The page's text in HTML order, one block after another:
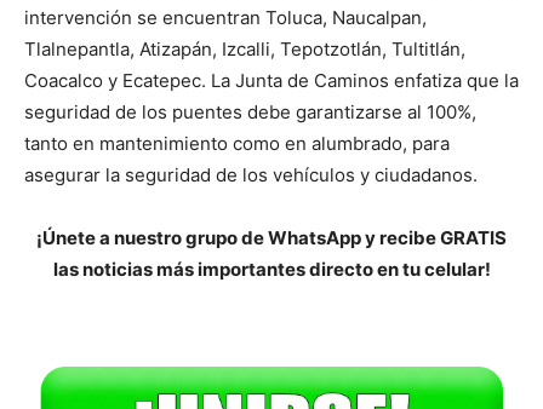
intervención se encuentran Toluca, Naucalpan,
Tlalnepantla, Atizapán, Izcalli, Tepotzotlán, Tultitlán,
Coacalco y Ecatepec. La Junta de Caminos enfatiza que la
seguridad de los puentes debe garantizarse al 100%,
tanto en mantenimiento como en alumbrado, para
asegurar la seguridad de los vehículos y ciudadanos.
¡Únete a nuestro grupo de WhatsApp y recibe GRATIS
las noticias más importantes directo en tu celular!